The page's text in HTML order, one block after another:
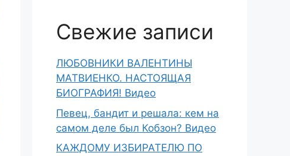
Свежие записи
ЛЮБОВНИКИ ВАЛЕНТИНЫ
МАТВИЕНКО. НАСТОЯЩАЯ
БИОГРАФИЯ! Видео
Певец, бандит и решала: кем на
самом деле был Кобзон? Видео
КАЖДОМУ ИЗБИРАТЕЛЮ ПО